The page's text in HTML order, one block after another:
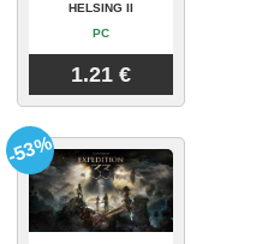
HELSING II
PC
1.21 €
-53%